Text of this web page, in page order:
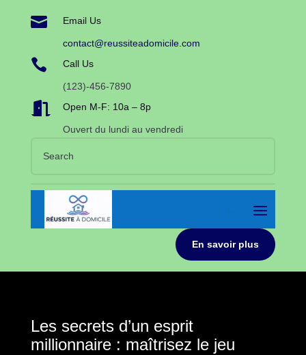
 Email Us
contact@reussiteadomicile.com
 Call Us
(123)-456-7890
 Open M-F: 10a – 8p
Ouvert du lundi au vendredi
En savoir plus
Les secrets d’un esprit
millionnaire : maîtrisez le jeu